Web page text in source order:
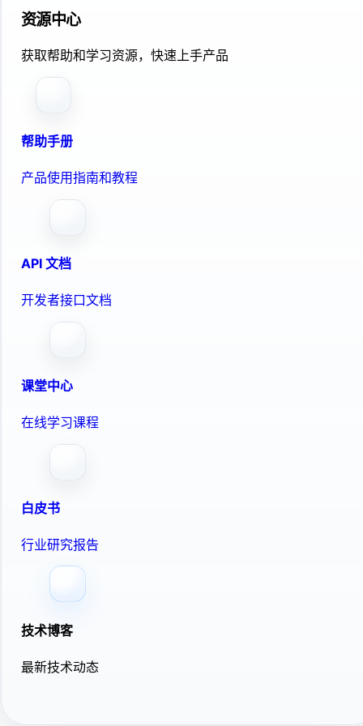
资源中心
获取帮助和学习资源，快速上手产品
帮助手册
产品使用指南和教程
API 文档
开发者接口文档
课堂中心
在线学习课程
白皮书
行业研究报告
技术博客
最新技术动态